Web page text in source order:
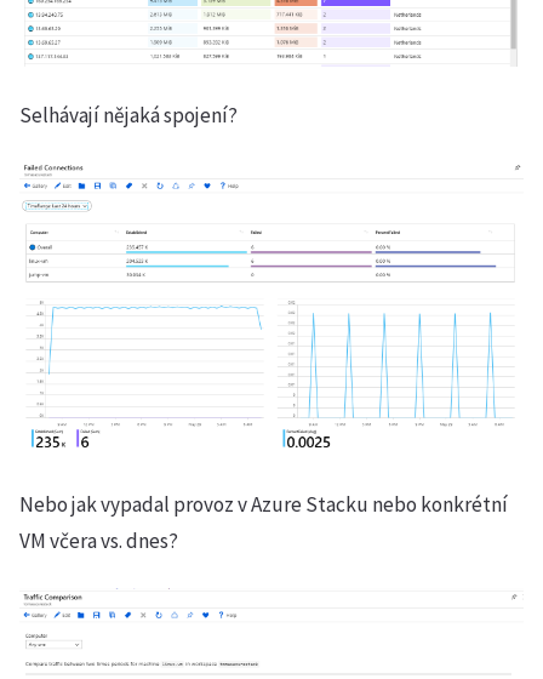
Selhávají nějaká spojení?
Nebo jak vypadal provoz v Azure Stacku nebo konkrétní
VM včera vs. dnes?